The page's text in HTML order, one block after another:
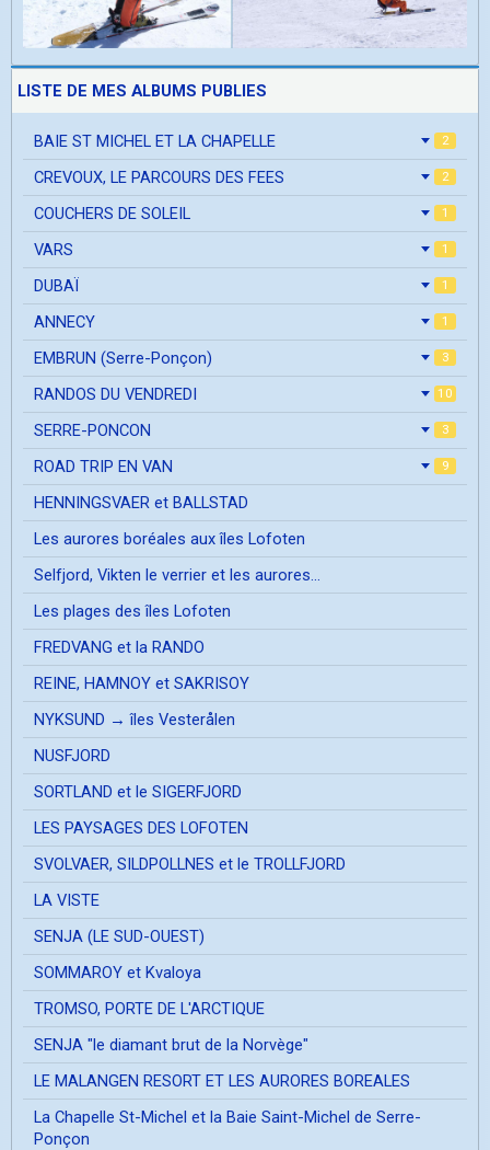
LISTE DE MES ALBUMS PUBLIES
BAIE ST MICHEL ET LA CHAPELLE 2
CREVOUX, LE PARCOURS DES FEES 2
COUCHERS DE SOLEIL 1
VARS 1
DUBAÏ 1
ANNECY 1
EMBRUN (Serre-Ponçon) 3
RANDOS DU VENDREDI 10
SERRE-PONCON 3
ROAD TRIP EN VAN 9
HENNINGSVAER et BALLSTAD
Les aurores boréales aux îles Lofoten
Selfjord, Vikten le verrier et les aurores...
Les plages des îles Lofoten
FREDVANG et la RANDO
REINE, HAMNOY et SAKRISOY
NYKSUND → îles Vesterålen
NUSFJORD
SORTLAND et le SIGERFJORD
LES PAYSAGES DES LOFOTEN
SVOLVAER, SILDPOLLNES et le TROLLFJORD
LA VISTE
SENJA (LE SUD-OUEST)
SOMMAROY et Kvaloya
TROMSO, PORTE DE L'ARCTIQUE
SENJA "le diamant brut de la Norvège"
LE MALANGEN RESORT ET LES AURORES BOREALES
La Chapelle St-Michel et la Baie Saint-Michel de Serre-
Ponçon